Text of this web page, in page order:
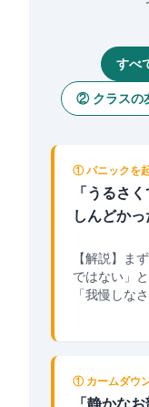
すべ
② クラスの
① パニックを
「うるさ
しんどかっ
【解説】ま
ではない」
「我慢しな
① カームダウ